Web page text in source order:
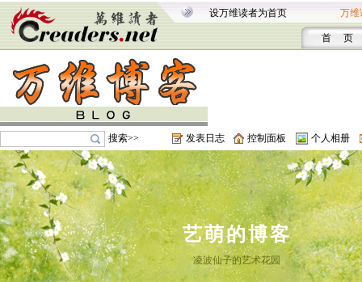
设万维读者为首页 万维
首 页
搜索>> 发表日志 控制面板 个人相册
艺萌的博客
凌波仙子的艺术花园